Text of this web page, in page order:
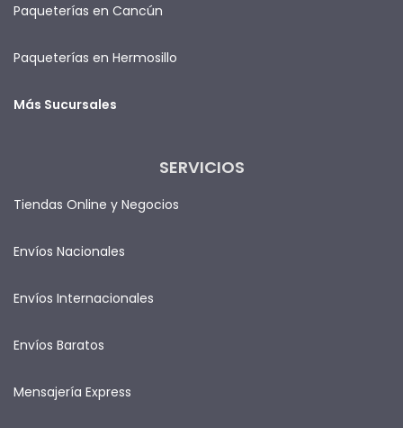
Paqueterías en Cancún
Paqueterías en Hermosillo
Más Sucursales
SERVICIOS
Tiendas Online y Negocios
Envíos Nacionales
Envíos Internacionales
Envíos Baratos
Mensajería Express